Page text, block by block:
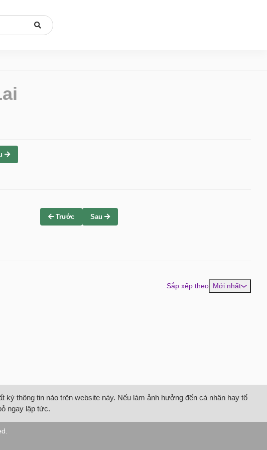
Trước Sau
Sắp xếp theo Mới nhất
thông tin nào trên website này. Nếu làm ảnh hưởng đến cá nhân hay tổ
ngay lập tức.